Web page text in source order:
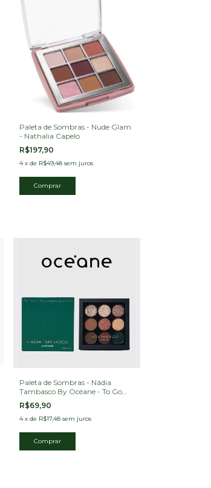
Paleta de Sombras - Nude Glam
- Nathalia Capelo
R$197,90
4 x de R$49,48 sem juros
Paleta de Sombras - Nádia
Tambasco By Océane - To Go
Trendy 7,2g
R$69,90
4 x de R$17,48 sem juros